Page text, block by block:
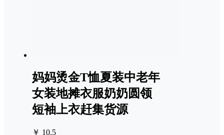
妈妈烫金T恤夏装中老年
女装地摊衣服奶奶圆领
短袖上衣赶集货源
￥ 10.5